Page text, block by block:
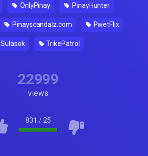
OnlyPinay PinayHunter
Pinayscandalz.com PwetFlix
Sulasok TrikePatrol
22999
views
831 / 25